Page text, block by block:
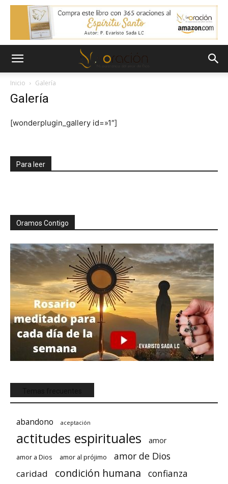
Inicio Galería
Galería
[wonderplugin_gallery id=»1″]
Para leer
Oramos Contigo
abandono aceptación
actitudes espirituales amor
amor a Dios amor al prójimo amor de Dios
caridad condición humana confianza